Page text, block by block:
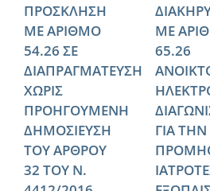
ΠΡΟΣΚΛΗΣΗ
ΜΕ ΑΡΙΘΜΟ
54.26 ΣΕ
ΔΙΑΠΡΑΓΜΑΤΕΥΣΗ
ΧΩΡΙΣ
ΠΡΟΗΓΟΥΜΕΝΗ
ΔΗΜΟΣΙΕΥΣΗ
ΤΟΥ ΑΡΘΡΟΥ
32 ΤΟΥ Ν.
ΜΕ
65.26
ΓΙΑ ΤΗΝ